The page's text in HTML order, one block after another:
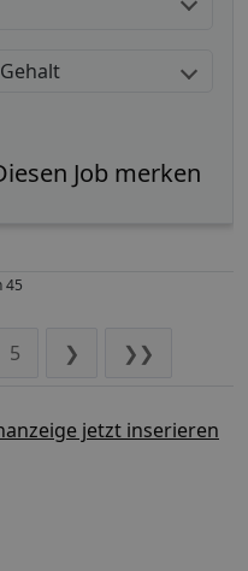
Gehalt
45
5 ❯ ❯❯
jetzt inserieren